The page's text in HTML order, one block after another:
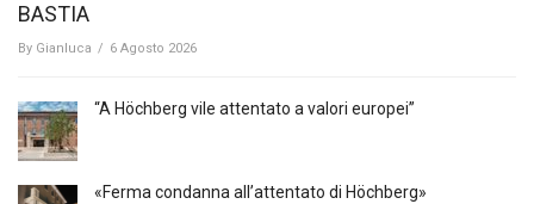
BASTIA
By Gianluca / 6 Agosto 2026
“A Höchberg vile attentato a valori europei”
«Ferma condanna all’attentato di Höchberg»